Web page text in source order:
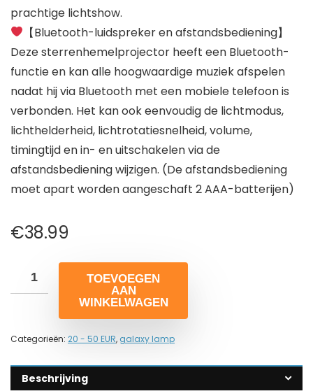
prachtige lichtshow.
【Bluetooth-luidspreker en afstandsbediening】
Deze sterrenhemelprojector heeft een Bluetooth-
functie en kan alle hoogwaardige muziek afspelen
nadat hij via Bluetooth met een mobiele telefoon is
verbonden. Het kan ook eenvoudig de lichtmodus,
lichthelderheid, lichtrotatiesnelheid, volume,
timingtijd en in- en uitschakelen via de
afstandsbediening wijzigen. (De afstandsbediening
moet apart worden aangeschaft 2 AAA-batterijen)
€38.99
TOEVOEGEN
AAN
WINKELWAGEN
Categorieën: 20 - 50 EUR, galaxy lamp
Beschrijving